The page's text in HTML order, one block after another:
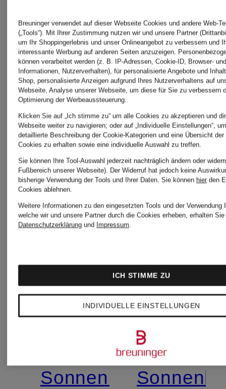
390 € 650 €
BOTTEGA
Sonnenbrille
VENETA
Breuninger verwendet auf dieser Webseite Cookies und andere Web-
(„Tools“). Mit Ihrer Zustimmung nutzen wir und unsere Partner
um Ihr Shoppingerlebnis und unser Onlineangebot zu verbessern und
interessante Werbung auf anderen Seiten anzuzeigen.
können verarbeitet werden (z. B. IP-Adressen, Cookie-ID, Browser-
Informationen, Nutzerverhalten), für personalisierte Angebote und
Shop, personalisierte Anzeigen aufgrund Ihres Nutzerverhaltens auf
Webseite, Analyse unserer Webseite, um diese für Sie zu verbessern
Optimierung der Werbeaussteuerung.
Klicken Sie auf „Ich stimme zu“ um alle Cookies zu akzeptieren und
Webseite weiter zu navigieren; oder auf „Individuelle Einstellungen“,
detaillierte Beschreibung der Cookie-Kategorien und eine Übersicht
Cookies zu erhalten sowie eine individuelle Auswahl zu treffen.
Sie können Ihre Tool-Auswahl jederzeit nachträglich ändern oder
Fußbereich unserer Webseite). Der Widerruf hat jedoch keine
bisherige Verwendung der Tools und Ihrer Daten. Sie können hier den
Cookies ablehnen.
Weitere Informationen zu den eingesetzten Tools und der Verwendung
welche wir und unsere Partner durch die Cookies erheben, erhalten
Datenschutzerklärung und Impressum.
INDIVIDUELLE EINSTELLUNGEN
ICH STIMME ZU